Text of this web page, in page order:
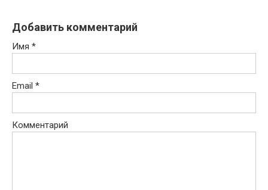
Добавить комментарий
Имя *
Email *
Комментарий